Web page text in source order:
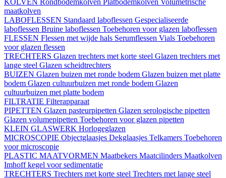
KOLVEN Rondbodemkolven Platbodemkolven Volumetrische
maatkolven
LABOFLESSEN Standaard laboflessen Gespecialiseerde
laboflessen Bruine laboflessen Toebehoren voor glazen laboflessen
FLESSEN Flessen met wijde hals Serumflessen Vials Toebehoren
voor glazen flessen
TRECHTERS Glazen trechters met korte steel Glazen trechters met
lange steel Glazen scheidtrechters
BUIZEN Glazen buizen met ronde bodem Glazen buizen met platte
bodem Glazen cultuurbuizen met ronde bodem Glazen
cultuurbuizen met platte bodem
FILTRATIE Filterapparaat
PIPETTEN Glazen pasteurpipetten Glazen serologische pipetten
Glazen volumepipetten Toebehoren voor glazen pipetten
KLEIN GLASWERK Horlogeglazen
MICROSCOPIE Objectglaasjes Dekglaasjes Telkamers Toebehoren
voor microscopie
PLASTIC MAATVORMEN Maatbekers Maatcilinders Maatkolven
Imhoff kegel voor sedimentatie
TRECHTERS Trechters met korte steel Trechters met lange steel